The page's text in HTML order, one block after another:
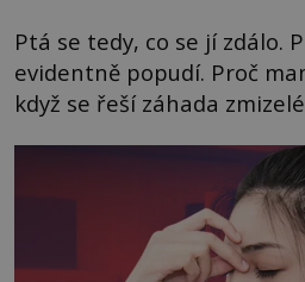
Ptá se tedy, co se jí zdálo.
evidentně popudí. Proč
když se řeší záhada